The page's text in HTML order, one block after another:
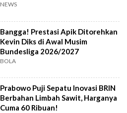
NEWS
Bangga! Prestasi Apik Ditorehkan
Kevin Diks di Awal Musim
Bundesliga 2026/2027
BOLA
Prabowo Puji Sepatu Inovasi BRIN
Berbahan Limbah Sawit, Harganya
Cuma 60 Ribuan!